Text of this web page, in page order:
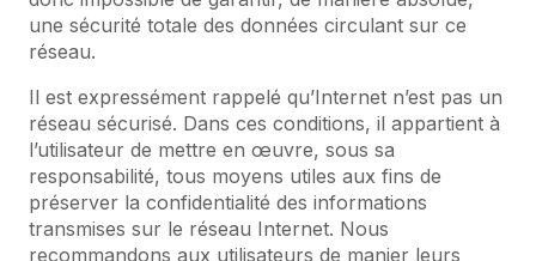
une sécurité totale des données circulant sur ce
réseau.
Il est expressément rappelé qu’Internet n’est pas un
réseau sécurisé. Dans ces conditions, il appartient à
l’utilisateur de mettre en œuvre, sous sa
responsabilité, tous moyens utiles aux fins de
préserver la confidentialité des informations
transmises sur le réseau Internet. Nous
recommandons aux utilisateurs de manier leurs